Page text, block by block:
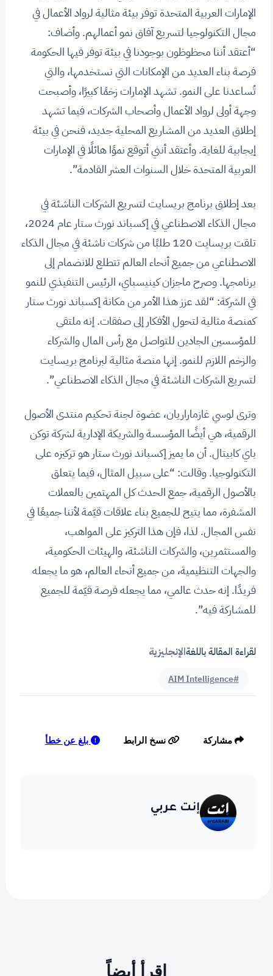
الإمارات العربية المتحدة توفر بيئة مثالية لرواد الأعمال في
مجال التكنولوجيا لتسريع آفاق نمو أعمالهم. وأضاف:
“أعتقد أننا محظوظون بوجودنا في بيئة توفر فيها الحكومة
فرصة بناء العديد من الإمكانات التي نستخدمها، والتي
تُساعدنا على النمو. تشهد الإمارات زخمًا كبيرًا، وأصبحت
وجهة أولى لرواد الأعمال وأصحاب الشركات، فيما تشهد
إطلاق العديد من المشاريع المحلية جديد، فنحن في بيئة
إيجابية للغاية. وأعتقد أنني أتوقع نموًا هائلًا في الإمارات
العربية المتحدة خلال السنوات العشر القادمة”.
بعد إطلاق برنامج بريسايت لتسريع الشركات الناشئة في
مجال الذكاء الاصطناعي في إكسباند نورث ستار عام 2024،
تلقت بريسايت 120 طلبًا من شركات ناشئة في مجال الذكاء
الاصطناعي من جميع أنحاء العالم تتطلع للانضمام إلى
برنامجها. وصرح ماجزان كينيسباي، الرئيس التنفيذي للنمو
في الشركة: “لقد عزز هذا الأمر من مكانة إكسباند نورث ستار
كمنصة مثالية لتحول الأفكار إلى صفقات. إنه ملتقى
للمؤسسين الجادين للتواصل مع رأس المال والشركاء
والزخم اللازم للنمو. إنها منصة مثالية لبرنامج بريسايت
لتسريع الشركات الناشئة في مجال الذكاء الاصطناعي”.
وترى لوسي غازماراريان، عضوة لجنة تحكيم منتدى الأصول
الرقمية، هي أيضًا المؤسسة والشريكة الإدارية لشركة توكن
باي كابيتال. أن ما يميز إكسباند نورث ستار هو تركيزه على
التكنولوجيا. وقالت: “على سبيل المثال، فيما يتعلق
بالأصول الرقمية، جمع الحدث كل المهتمين بالعملات
المشفرة، مما يتيح للجميع بناء علاقات قيّمة لأننا جميعًا في
نفس المجال. لذا، فإن هذا التركيز على المواهب،
والمستثمرين، والشركات الناشئة، والهيئات الحكومية،
والجهات التنظيمية، من جميع أنحاء العالم، هو ما يجعله
فريدًا. إنه حدث عالمي، مما يجعله فرصة قيّمة للجميع
للمشاركة فيه”.
لقراءة المقالة باللغةالإنجليزية
#AIM Intelligence
مشاركة نسخ الرابط بلغ عن خطأ
إنت عربي
اقرأ أيضاً